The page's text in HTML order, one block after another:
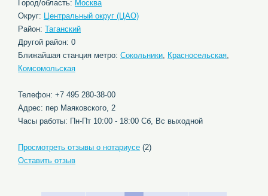
Город/область: Москва
Округ: Центральный округ (ЦАО)
Район: Таганский
Другой район: 0
Ближайшая станция метро: Сокольники, Красносельская,
Комсомольская
Телефон: +7 495 280-38-00
Адрес: пер Маяковского, 2
Часы работы: Пн-Пт 10:00 - 18:00 Сб, Вс выходной
Просмотреть отзывы о нотариусе (2)
Оставить отзыв